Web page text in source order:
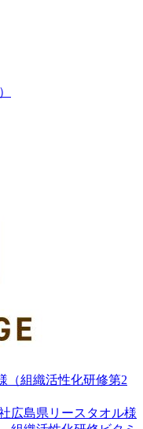
（組織活性化研修第2
広島県リースタオル様